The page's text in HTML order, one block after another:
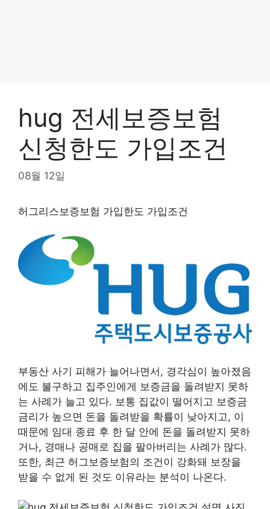
hug 전세보증보험
신청한도 가입조건
08월 12일
허그리스보증보험 가입한도 가입조건
부동산 사기 피해가 늘어나면서, 경각심이 높아졌음
에도 불구하고 집주인에게 보증금을 돌려받지 못하
는 사례가 늘고 있다. 보통 집값이 떨어지고 보증금
금리가 높으면 돈을 돌려받을 확률이 낮아지고, 이
때문에 임대 종료 후 한 달 안에 돈을 돌려받지 못하
거나, 경매나 공매로 집을 팔아버리는 사례가 많다.
또한, 최근 허그보증보험의 조건이 강화돼 보장을
받을 수 없게 된 것도 이유라는 분석이 나온다.